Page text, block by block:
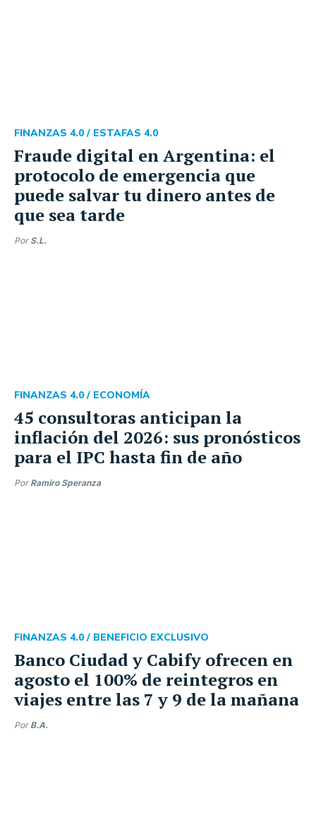
Fraude digital en Argentina: el
protocolo de emergencia que
puede salvar tu dinero antes de
que sea tarde
FINANZAS 4.0 / ESTAFAS 4.0
Por S.L.
45 consultoras anticipan la
inflación del 2026: sus pronósticos
para el IPC hasta fin de año
FINANZAS 4.0 / ECONOMÍA
Por Ramiro Speranza
Banco Ciudad y Cabify ofrecen en
agosto el 100% de reintegros en
viajes entre las 7 y 9 de la mañana
FINANZAS 4.0 / BENEFICIO EXCLUSIVO
Por B.A.